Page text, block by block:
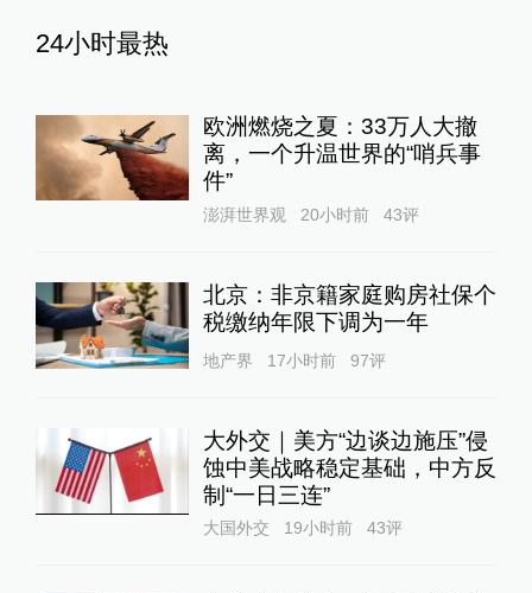
24小时最热
欧洲燃烧之夏：33万人大撤
离，一个升温世界的“哨兵事
件”
澎湃世界观 20小时前 43评
北京：非京籍家庭购房社保个
税缴纳年限下调为一年
地产界 17小时前 97评
大外交｜美方“边谈边施压”侵
蚀中美战略稳定基础，中方反
制“一日三连”
大国外交 19小时前 43评